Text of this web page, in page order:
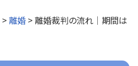
> 離婚 > 離婚裁判の流れ｜期間は